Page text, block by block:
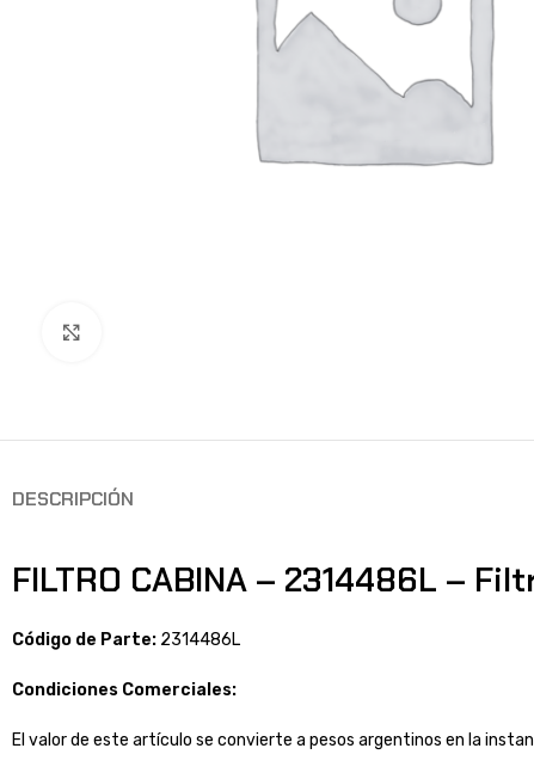
DESCRIPCIÓN
FILTRO CABINA – 2314486L –
Código de Parte: 2314486L
Condiciones Comerciales:
El valor de este artículo se convierte a pesos argentinos en la